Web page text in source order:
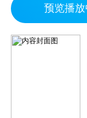
预览播